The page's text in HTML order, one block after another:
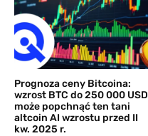
Prognoza ceny Bitcoina:
wzrost BTC do 250 000 USD
może popchnąć ten tani
altcoin AI wzrostu przed II
kw. 2025 r.